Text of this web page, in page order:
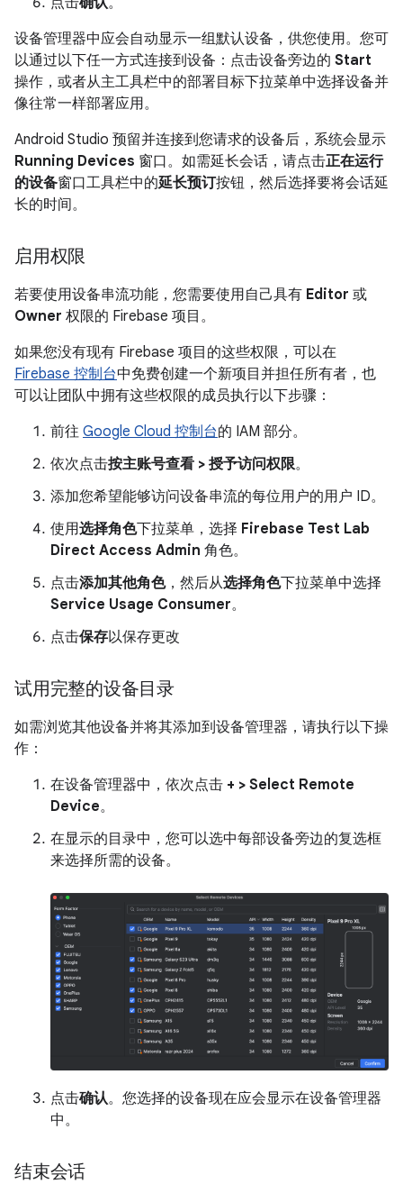
设备管理器中应会自动显示一组默认设备，供您使用。您可
以通过以下任一方式连接到设备：点击设备旁边的 Start
操作，或者从主工具栏中的部署目标下拉菜单中选择设备并
像往常一样部署应用。
Android Studio 预留并连接到您请求的设备后，系统会显示
Running Devices 窗口。如需延长会话，请点击正在运行
的设备窗口工具栏中的延长预订按钮，然后选择要将会话延
长的时间。
启用权限
若要使用设备串流功能，您需要使用自己具有 Editor 或
Owner 权限的 Firebase 项目。
如果您没有现有 Firebase 项目的这些权限，可以在
Firebase 控制台中免费创建一个新项目并担任所有者，也
可以让团队中拥有这些权限的成员执行以下步骤：
前往 Google Cloud 控制台的 IAM 部分。
依次点击按主账号查看 > 授予访问权限。
添加您希望能够访问设备串流的每位用户的用户 ID。
使用选择角色下拉菜单，选择 Firebase Test Lab
Direct Access Admin 角色。
点击添加其他角色，然后从选择角色下拉菜单中选择
Service Usage Consumer。
点击保存以保存更改
试用完整的设备目录
如需浏览其他设备并将其添加到设备管理器，请执行以下操
作：
在设备管理器中，依次点击 + > Select Remote
Device。
在显示的目录中，您可以选中每部设备旁边的复选框
来选择所需的设备。
点击确认。您选择的设备现在应会显示在设备管理器
中。
结束会话